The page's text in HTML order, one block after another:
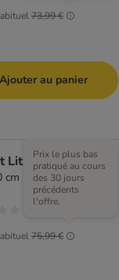
73,99 €
Ajouter au panier
Lit douillet Oliver
cm
75,99 €
Prix le plus bas
pratiqué au cours
des 30 jours
précédents
l'offre.